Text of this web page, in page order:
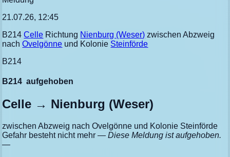
21.07.26, 12:45
B214Celle Richtung Nienburg (Weser) zwischen Abzweig
nachOvelgönne und Kolonie Steinförde
B214
B214 aufgehoben
Celle → Nienburg (Weser)
zwischen Abzweig nach Ovelgönne und Kolonie Steinförde
Gefahr besteht nicht mehr— Diese Meldung ist aufgehoben.
—